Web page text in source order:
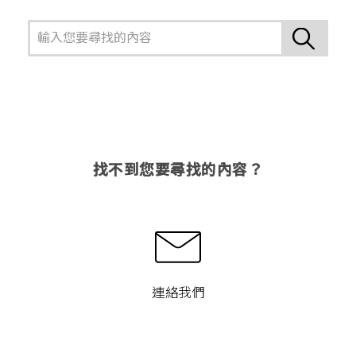
找不到您要尋找的內容？
連絡我們